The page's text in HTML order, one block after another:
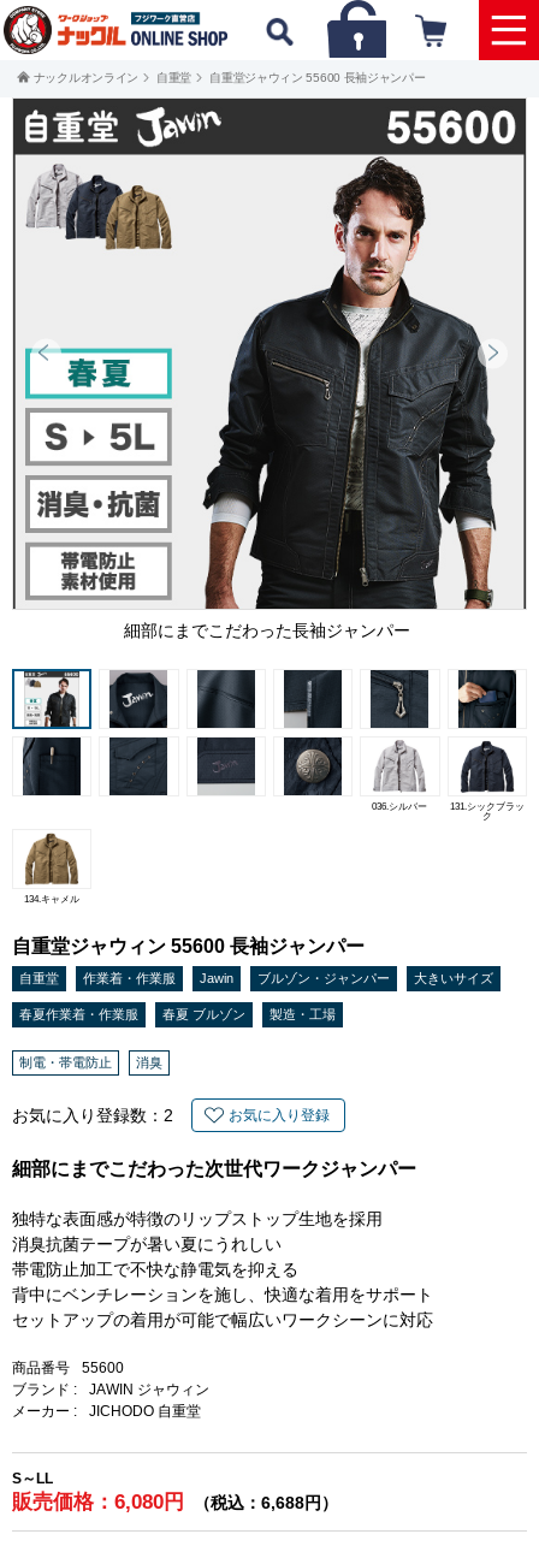
ナックルオンライン 自重堂 自重堂ジャウィン 55600 長袖ジャンパー
細部にまでこだわった長袖ジャンパー
036.シルバー
131.シックブラッ
ク
134.キャメル
自重堂ジャウィン 55600 長袖ジャンパー
自重堂 作業着・作業服 Jawin ブルゾン・ジャンパー 大きいサイズ
春夏作業着・作業服 春夏 ブルゾン 製造・工場
制電・帯電防止 消臭
お気に入り登録数： 2 お気に入り登録
細部にまでこだわった次世代ワークジャンパー
独特な表面感が特徴のリップストップ生地を採用
消臭抗菌テープが暑い夏にうれしい
帯電防止加工で不快な静電気を抑える
背中にベンチレーションを施し、快適な着用をサポート
セットアップの着用が可能で幅広いワークシーンに対応
商品番号
55600
ブランド :
JAWIN ジャウィン
メーカー :
JICHODO 自重堂
S～LL
販売価格：6,080円 （税込：6,688円）